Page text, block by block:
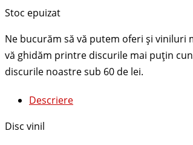
Stoc epuizat
Descriere
Disc vinil